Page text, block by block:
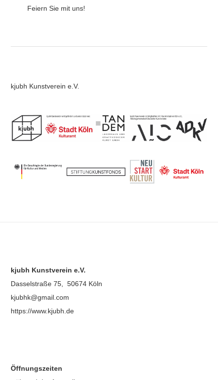
Feiern Sie mit uns!
kjubh Kunstverein e.V.
kjubh Kunstverein e.V.
Dasselstraße 75, 50674 Köln
kjubhk@gmail.com
https://www.kjubh.de
Öffnungszeiten